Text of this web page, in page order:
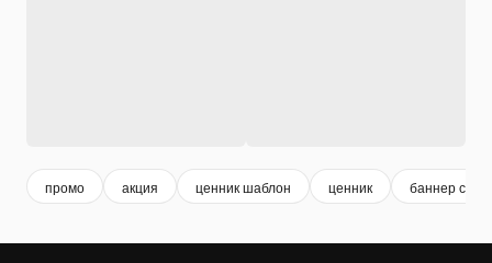
промо акция ценник шаблон ценник баннер